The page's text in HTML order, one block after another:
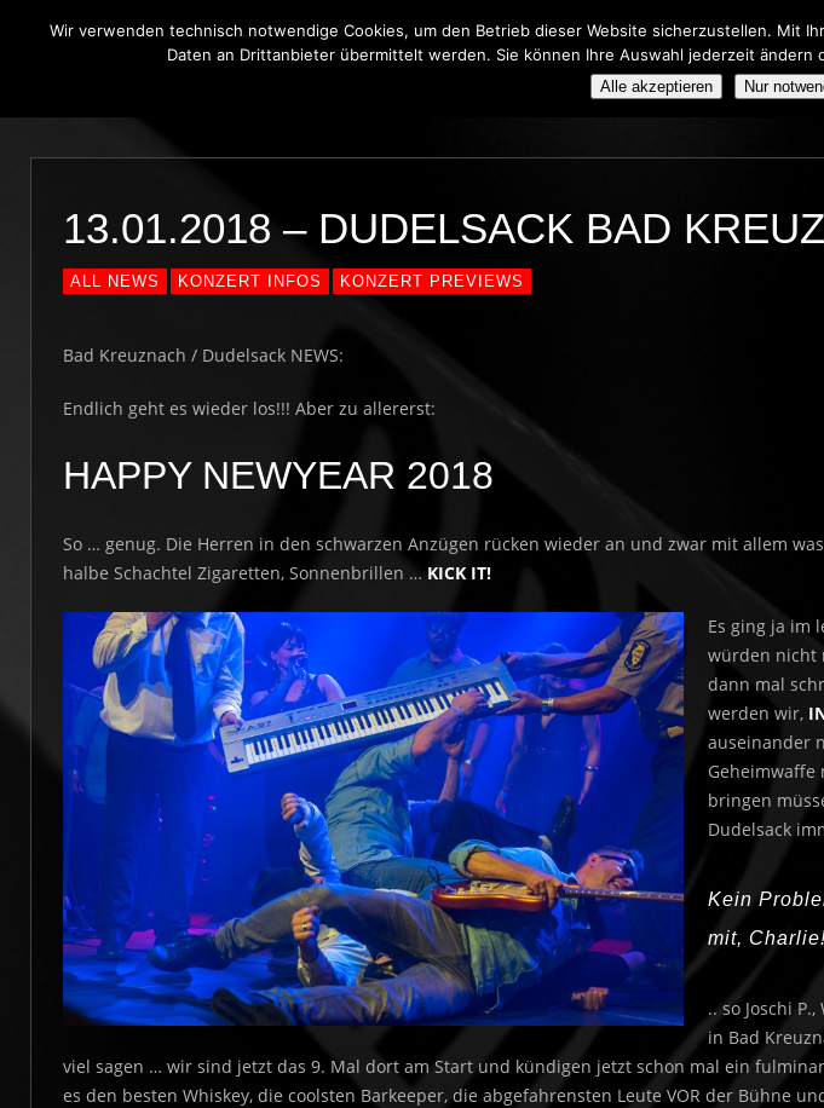
THE BLUE ONIONS BLUES BROTHERS TRIBUTE SHOW
13.01.2018 – DUDELSACK BAD
ALL NEWS KONZERT INFOS KONZERT PREVIEWS
Bad Kreuznach / Dudelsack NEWS:
Endlich geht es wieder los!!! Aber zu allererst:
HAPPY NEWYEAR 2018
So … genug. Die Herren in den schwarzen Anzügen rücken wieder an und zwar mit allem
halbe Schachtel Zigaretten, Sonnenbrillen … KICK IT!
Es ging ja im
würden nicht
dann mal
werden wir,
auseinander
Geheimwaffe
bringen
Dudelsack
Kein
mit,
.. so Joschi
in Bad
viel sagen … wir sind jetzt das 9. Mal dort am Start und kündigen jetzt schon mal ein
es den besten Whiskey, die coolsten Barkeeper, die abgefahrensten Leute VOR der Bühne
Wir verwenden technisch notwendige Cookies, um den Betrieb dieser Website sicherzustellen. Mit
Daten an Drittanbieter übermittelt werden. Sie können Ihre Auswahl jederzeit
Alle akzeptieren Nur